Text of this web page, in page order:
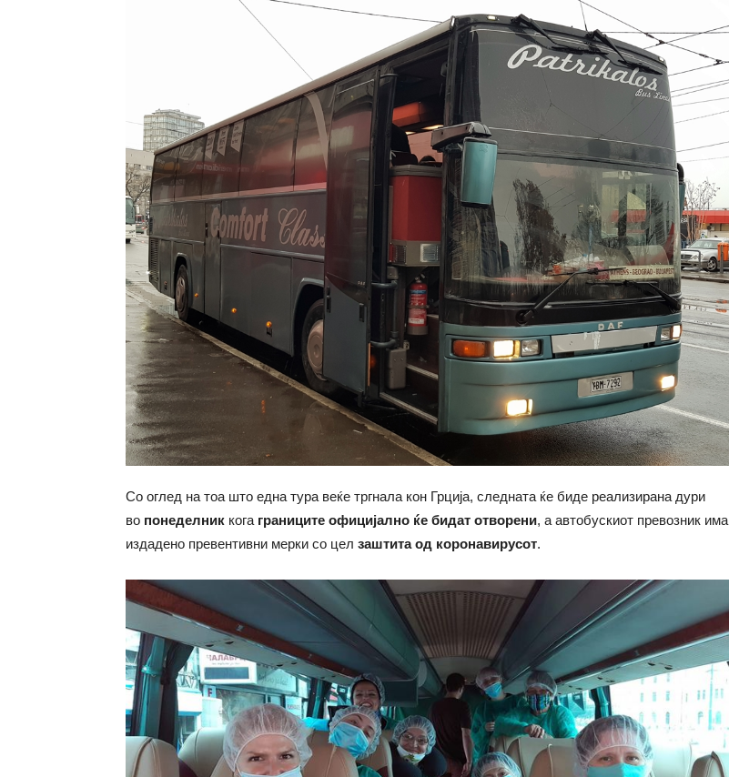
Со оглед на тоа што една тура веќе тргнала кон Грција, следната ќе биде реализирана дури
во понеделник кога границите официјално ќе бидат отворени, а автобускиот превозник има
издадено превентивни мерки со цел заштита од коронавирусот.